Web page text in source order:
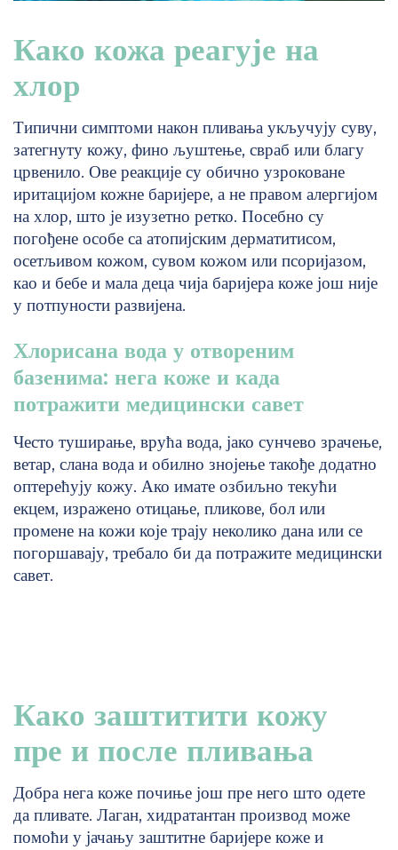
Како кожа реагује на
хлор
Типични симптоми након пливања укључују суву,
затегнуту кожу, фино љуштење, свраб или благу
црвенило. Ове реакције су обично узроковане
иритацијом кожне баријере, а не правом алергијом
на хлор, што је изузетно ретко. Посебно су
погођене особе са атопијским дерматитисом,
осетљивом кожом, сувом кожом или псоријазом,
као и бебе и мала деца чија баријера коже још није
у потпуности развијена.
Хлорисана вода у отвореним
базенима: нега коже и када
потражити медицински савет
Често туширање, врућа вода, јако сунчево зрачење,
ветар, слана вода и обилно знојење такође додатно
оптерећују кожу. Ако имате озбиљно текући
екцем, изражено отицање, пликове, бол или
промене на кожи које трају неколико дана или се
погоршавају, требало би да потражите медицински
савет.
Како заштитити кожу
пре и после пливања
Добра нега коже почиње још пре него што одете
да пливате. Лаган, хидратантан производ може
помоћи у јачању заштитне баријере коже и